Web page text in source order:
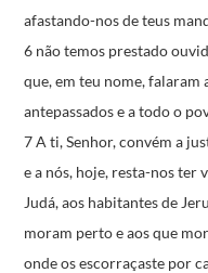
afastando-nos de teus
6 não temos prestado
que, em teu nome,falaram
antepassados e a todo o
7 A ti, Senhor, convém a
e a nós, hoje, resta-nos ter
Judá,aos habitantes de
moram perto e aos que
onde os escorraçaste por